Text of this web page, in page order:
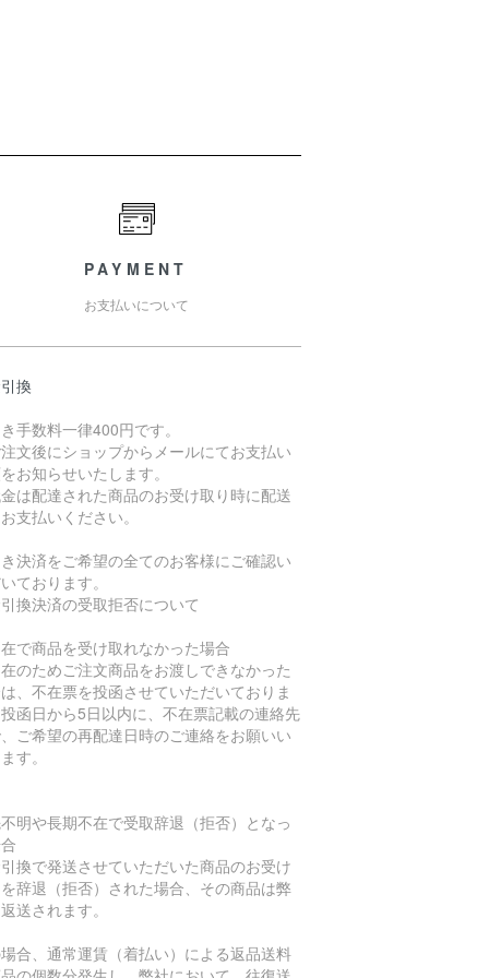
PAYMENT
お支払いについて
換
手数料一律400円です。
注文後にショップからメールにてお支払い
お知らせいたします。
金は配達された商品のお受け取り時に配送
支払いください。
決済をご希望の全てのお客様にご確認い
ております。
換決済の受取拒否について
で商品を受け取れなかった場合
のためご注文商品をお渡しできなかった
、不在票を投函させていただいておりま
函日から5日以内に、不在票記載の連絡先
ご希望の再配達日時のご連絡をお願いい
す。
明や長期不在で受取辞退（拒否）となっ
換で発送させていただいた商品のお受け
辞退（拒否）された場合、その商品は弊
送されます。
合、通常運賃（着払い）による返品送料